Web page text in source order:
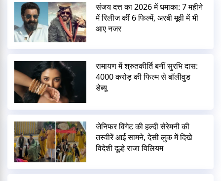
संजय दत्त का 2026 में धमाका: 7 महीने
में रिलीज कीं 6 फिल्में, अरबी मूवी में भी
आए नजर
रामायण में श्रुतकीर्ति बनीं सुरभि दास:
4000 करोड़ की फिल्म से बॉलीवुड
डेब्यू
जेनिफर विंगेट की हल्दी सेरेमनी की
तस्वीरें आई सामने, देसी लुक में दिखे
विदेशी दूल्हे राजा विलियम